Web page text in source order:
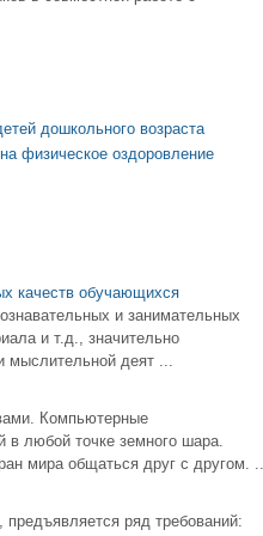
дошкольного возраста
физическое оздоровление
качеств обучающихся
и занимательных
и т.д., значительно
мыслительной деят ...
Компьютерные
в любой точке земного шара.
мира общаться друг с другом.
предъявляется ряд требований: